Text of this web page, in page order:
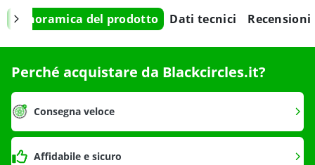
Panoramica del prodotto Dati tecnici Recensioni
Perché acquistare da Blackcircles.it?
Consegna veloce
Affidabile e sicuro